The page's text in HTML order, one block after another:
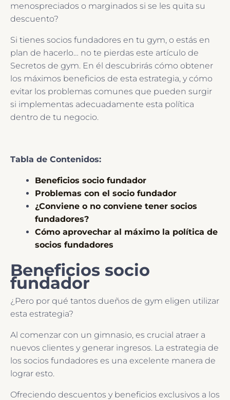
menospreciados o marginados si se les quita su
descuento?
Si tienes socios fundadores en tu gym, o estás en
plan de hacerlo… no te pierdas este artículo de
Secretos de gym. En él descubrirás cómo obtener
los máximos beneficios de esta estrategia, y cómo
evitar los problemas comunes que pueden surgir
si implementas adecuadamente esta política
dentro de tu negocio.
Tabla de Contenidos:
Beneficios socio fundador
Problemas con el socio fundador
¿Conviene o no conviene tener socios
fundadores?
Cómo aprovechar al máximo la política de
socios fundadores
Beneficios socio
fundador
¿Pero por qué tantos dueños de gym eligen utilizar
esta estrategia?
Al comenzar con un gimnasio, es crucial atraer a
nuevos clientes y generar ingresos. La estrategia de
los socios fundadores es una excelente manera de
lograr esto.
Ofreciendo descuentos y beneficios exclusivos a los